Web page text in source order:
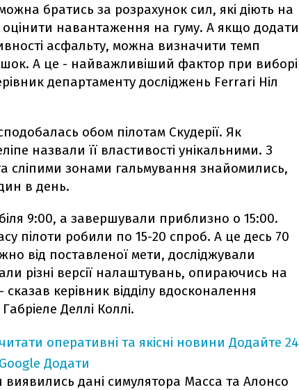
братись за розрахунок сил, які діють на
оцінити навантаження на гуму. А якщо додати
асфальту, можна визначити темп
А це - найважливіший фактор при виборі
департаменту досліджень Ferrari Ніл
обом пілотам Скудерії. Як
назвали її властивості унікальними. З
сліпими зонами гальмування знайомились,
в день.
9:00, а завершували приблизно о 15:00.
пілоти робили по 15-20 спроб. А це десь 70
від поставленої мети, досліджували
різні версії налаштувань, опираючись на
сказав керівник відділу вдосконалення
Деллі Коллі.
оперативні та якісні новини Додайте 24
Додати
виявились дані симулятора Масса та Алонсо